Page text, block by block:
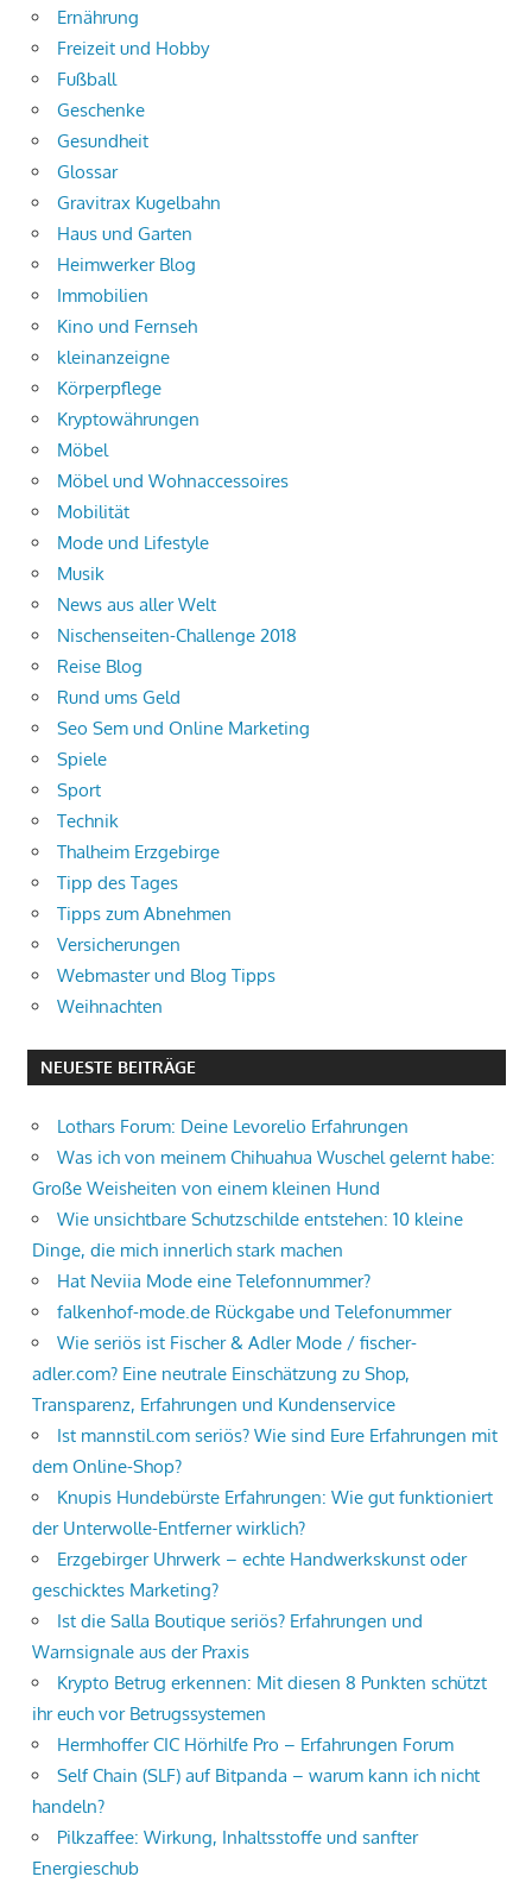
Ernährung
Freizeit und Hobby
Fußball
Geschenke
Gesundheit
Glossar
Gravitrax Kugelbahn
Haus und Garten
Heimwerker Blog
Immobilien
Kino und Fernseh
kleinanzeigne
Körperpflege
Kryptowährungen
Möbel
Möbel und Wohnaccessoires
Mobilität
Mode und Lifestyle
Musik
News aus aller Welt
Nischenseiten-Challenge 2018
Reise Blog
Rund ums Geld
Seo Sem und Online Marketing
Spiele
Sport
Technik
Thalheim Erzgebirge
Tipp des Tages
Tipps zum Abnehmen
Versicherungen
Webmaster und Blog Tipps
Weihnachten
NEUESTE BEITRÄGE
Lothars Forum: Deine Levorelio Erfahrungen
Was ich von meinem Chihuahua Wuschel gelernt habe:
Große Weisheiten von einem kleinen Hund
Wie unsichtbare Schutzschilde entstehen: 10 kleine
Dinge, die mich innerlich stark machen
Hat Neviia Mode eine Telefonnummer?
falkenhof-mode.de Rückgabe und Telefonummer
Wie seriös ist Fischer & Adler Mode / fischer-
adler.com? Eine neutrale Einschätzung zu Shop,
Transparenz, Erfahrungen und Kundenservice
Ist mannstil.com seriös? Wie sind Eure Erfahrungen mit
dem Online-Shop?
Knupis Hundebürste Erfahrungen: Wie gut funktioniert
der Unterwolle-Entferner wirklich?
Erzgebirger Uhrwerk – echte Handwerkskunst oder
geschicktes Marketing?
Ist die Salla Boutique seriös? Erfahrungen und
Warnsignale aus der Praxis
Krypto Betrug erkennen: Mit diesen 8 Punkten schützt
ihr euch vor Betrugssystemen
Hermhoffer CIC Hörhilfe Pro – Erfahrungen Forum
Self Chain (SLF) auf Bitpanda – warum kann ich nicht
handeln?
Pilkzaffee: Wirkung, Inhaltsstoffe und sanfter
Energieschub